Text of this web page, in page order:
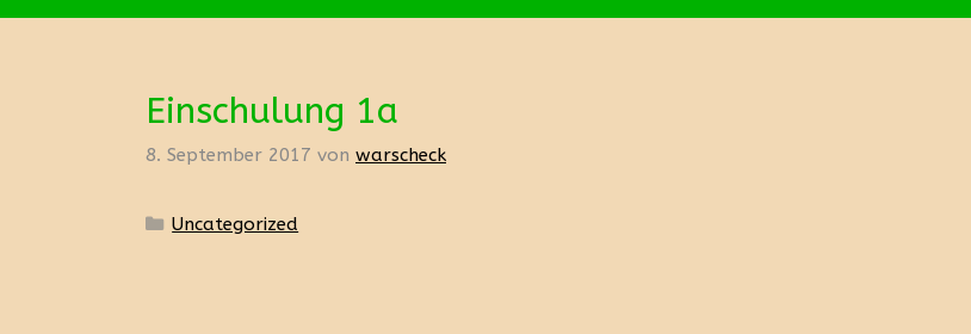
Einschulung 1a
8. September 2017 von warscheck
Kategorien
Uncategorized